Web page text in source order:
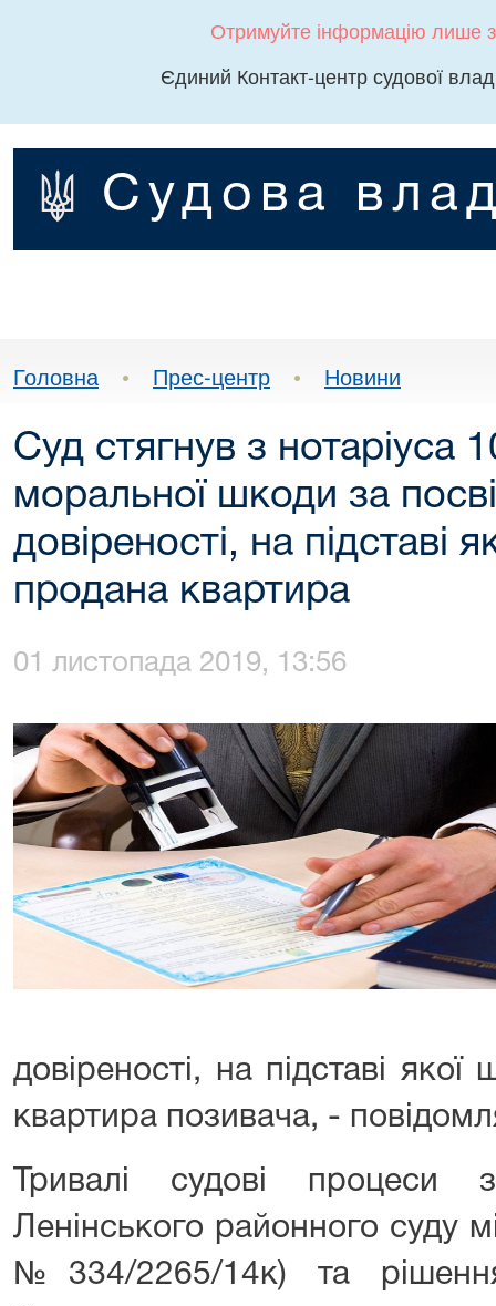
Отримуйте інформацію лише
Єдиний Контакт-центр судової
Судова
Головна • Прес-центр • Новини
Суд стягнув з нотаріуса
моральної шкоди за
довіреності, на підставі
продана квартира
01 листопада 2019, 13:56
довіреності, на підставі
квартира позивача, -
Тривалі судові процеси
Ленінського районного суду
№334/2265/14к) та